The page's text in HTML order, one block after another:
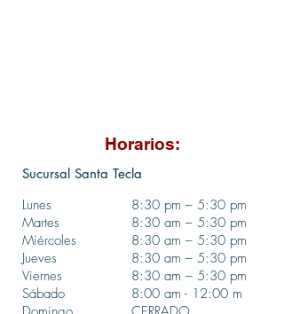
Horarios:
Sucursal Santa Tecla
Lunes
Martes
Miércoles
Jueves
Viernes
Sábado
8:30 pm – 5:30 pm
8:30 am – 5:30 pm
8:30 am – 5:30 pm
8:30 am – 5:30 pm
8:30 am – 5:30 pm
8:00 am - 12:00 m